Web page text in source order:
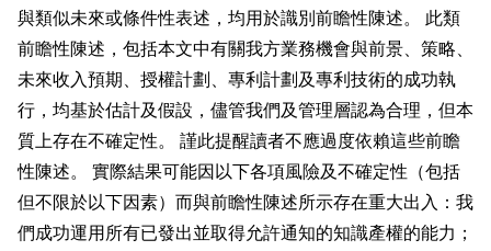
與類似未來或條件性表述，均用於識別前瞻性陳述。 此類
前瞻性陳述，包括本文中有關我方業務機會與前景、策略、
未來收入預期、授權計劃、專利計劃及專利技術的成功執
行，均基於估計及假設，儘管我們及管理層認為合理，但本
質上存在不確定性。 謹此提醒讀者不應過度依賴這些前瞻
性陳述。 實際結果可能因以下各項風險及不確定性（包括
但不限於以下因素）而與前瞻性陳述所示存在重大出入：我
們成功運用所有已發出並取得允許通知的知識產權的能力；